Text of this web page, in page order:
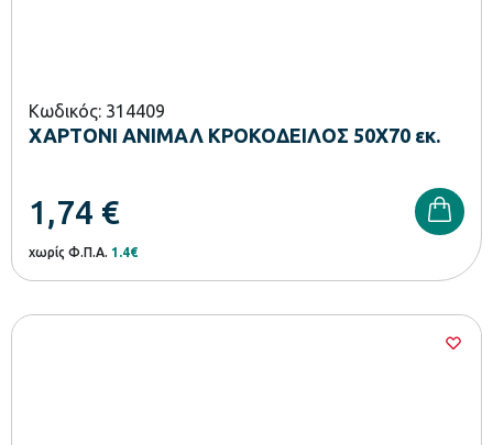
Κωδικός: 314409
ΧΑΡΤΟΝΙ ΑΝΙΜΑΛ ΚΡΟΚΟΔΕΙΛΟΣ 50Χ70 εκ.
1,74 €
χωρίς Φ.Π.Α. 1.4€